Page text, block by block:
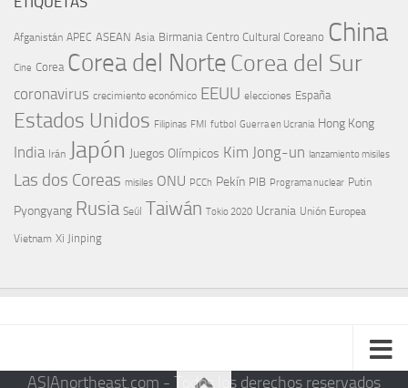
Afganistán APEC ASEAN Asia Birmania Centro Cultural Coreano China
Cine Corea Corea del NorteCorea del Sur
coronavirus crecimiento económico EEUU elecciones España
Estados Unidos Filipinas FMI futbol Guerra en Ucrania Hong Kong
India Irán Japón Juegos Olímpicos Kim Jong-un lanzamiento misiles
Las dos Coreas misiles ONU PCCh Pekín PIB Programa nuclear Putin
Pyongyang Rusia Seúl Taiwán Tokio 2020 Ucrania Unión Europea
Vietnam Xi Jinping
ASIAnortheast.com - Todos los derechos reservados